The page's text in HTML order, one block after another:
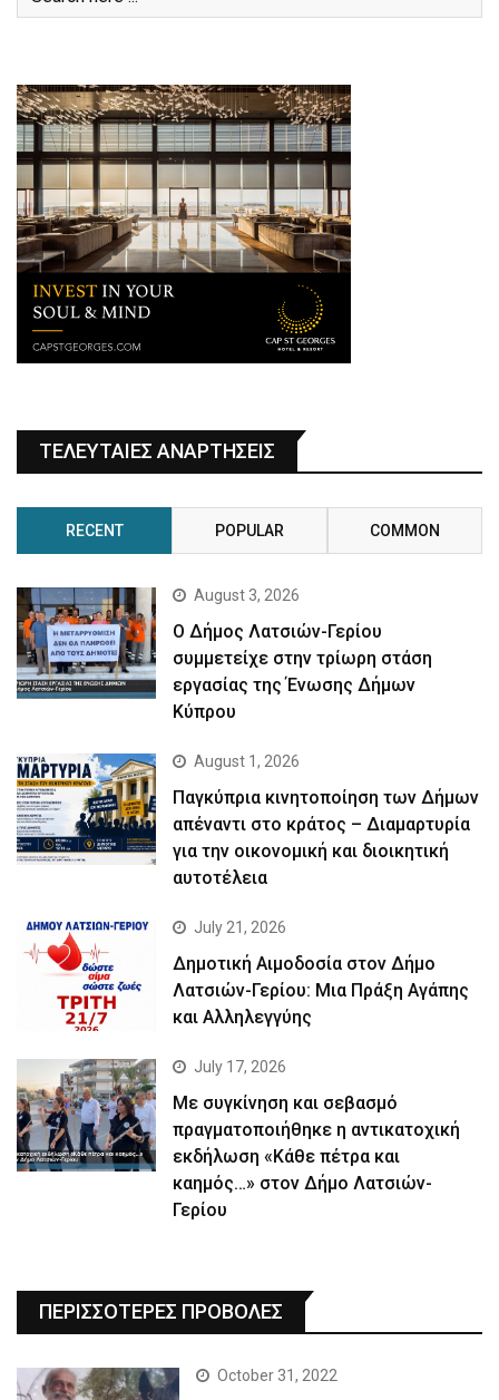
ΤΕΛΕΥΤΑΙΕΣ ΑΝΑΡΤΗΣΕΙΣ
RECENT POPULAR COMMON
August 3, 2026
Ο Δήμος Λατσιών-Γερίου
συμμετείχε στην τρίωρη στάση
εργασίας της Ένωσης Δήμων
Κύπρου
August 1, 2026
Παγκύπρια κινητοποίηση των Δήμων
απέναντι στο κράτος – Διαμαρτυρία
για την οικονομική και διοικητική
αυτοτέλεια
July 21, 2026
Δημοτική Αιμοδοσία στον Δήμο
Λατσιών-Γερίου: Μια Πράξη Αγάπης
και Αλληλεγγύης
July 17, 2026
Με συγκίνηση και σεβασμό
πραγματοποιήθηκε η αντικατοχική
εκδήλωση «Κάθε πέτρα και
καημός…» στον Δήμο Λατσιών-
Γερίου
ΠΕΡΙΣΣΟΤΕΡΕΣ ΠΡΟΒΟΛΕΣ
October 31, 2022